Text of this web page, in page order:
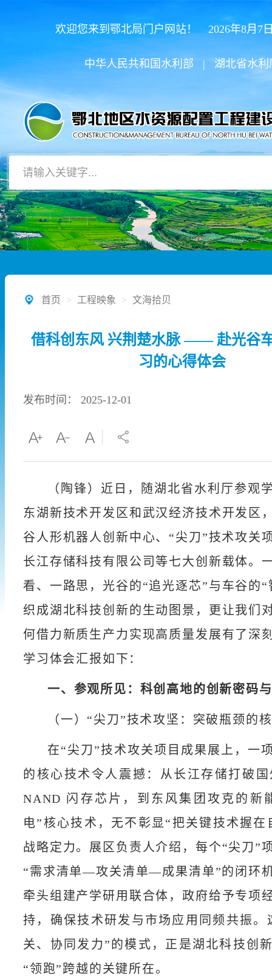
欢迎您来到鄂北局门户网站！ 2026年8月7
中华人民共和国水利部 | 湖北省水利
首页 > 工程映象 > 文海拾贝
借科创东风 兴荆楚水脉 —— 赴光谷
习的心得体会
发布时间： 2025-12-01
（陶锋）近日，随湖北省水利厅参观
东湖新技术开发区和武汉经济技术开发区
谷人形机器人创新中心、“尖刀”技术攻关
长江存储科技有限公司等七大创新载体。
看、一路思，光谷的“追光逐芯”与车谷的
织成湖北科技创新的生动图景，更让我们
何借力新质生产力实现高质量发展有了深
学习体会汇报如下：
一、参观所见：科创高地的创新密码
（一）“尖刀”技术攻坚：突破瓶颈的
在“尖刀”技术攻关项目成果展上，一
的核心技术令人震撼：从长江存储打破
NAND 闪存芯片，到东风集团攻克的新
电”核心技术，无不彰显“把关键技术握在
战略定力。展区负责人介绍，每个“尖刀”
“需求清单—攻关清单—成果清单”的闭环
牵头组建产学研用联合体，政府给予专项
持，确保技术研发与市场应用同频共振。
关、协同发力”的模式，正是湖北科技创
“领跑”跨越的关键所在。